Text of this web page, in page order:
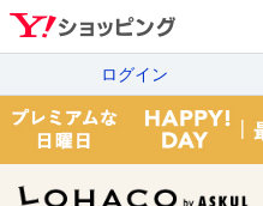
ログイン